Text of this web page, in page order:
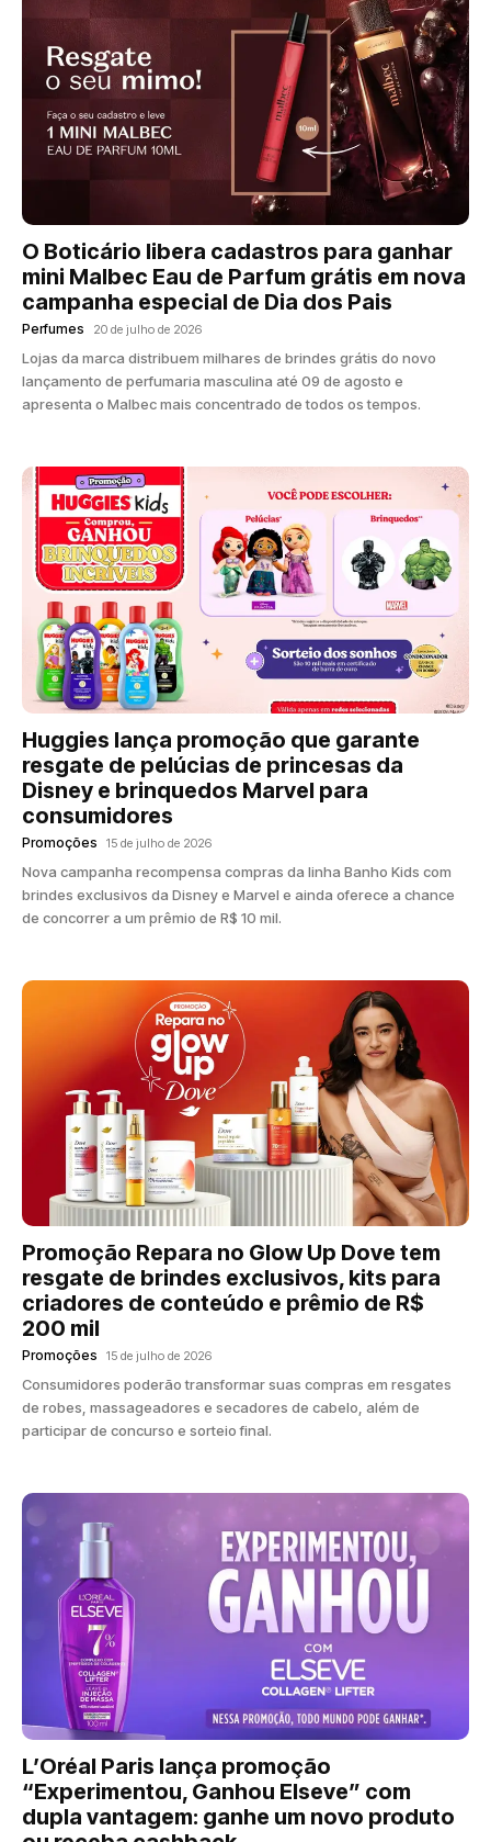
O Boticário libera cadastros para ganhar
mini Malbec Eau de Parfum grátis em nova
campanha especial de Dia dos Pais
Perfumes 20 de julho de 2026
Lojas da marca distribuem milhares de brindes grátis do novo
lançamento de perfumaria masculina até 09 de agosto e
apresenta o Malbec mais concentrado de todos os tempos.
Huggies lança promoção que garante
resgate de pelúcias de princesas da
Disney e brinquedos Marvel para
consumidores
Promoções 15 de julho de 2026
Nova campanha recompensa compras da linha Banho Kids com
brindes exclusivos da Disney e Marvel e ainda oferece a chance
de concorrer a um prêmio de R$ 10 mil.
Promoção Repara no Glow Up Dove tem
resgate de brindes exclusivos, kits para
criadores de conteúdo e prêmio de R$
200 mil
Promoções 15 de julho de 2026
Consumidores poderão transformar suas compras em resgates
de robes, massageadores e secadores de cabelo, além de
participar de concurso e sorteio final.
L’Oréal Paris lança promoção
“Experimentou, Ganhou Elseve” com
dupla vantagem: ganhe um novo produto